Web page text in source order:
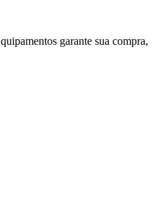
garante sua compra,